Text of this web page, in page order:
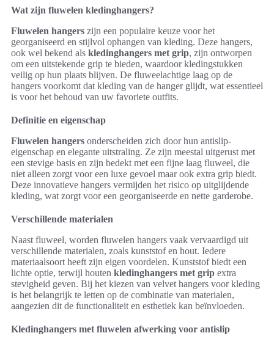
Wat zijn fluwelen kledinghangers?
Fluwelen hangers zijn een populaire keuze voor het
georganiseerd en stijlvol ophangen van kleding. Deze hangers,
ook wel bekend als kledinghangers met grip, zijn ontworpen
om een uitstekende grip te bieden, waardoor kledingstukken
veilig op hun plaats blijven. De fluweelachtige laag op de
hangers voorkomt dat kleding van de hanger glijdt, wat essentieel
is voor het behoud van uw favoriete outfits.
Definitie en eigenschap
Fluwelen hangers onderscheiden zich door hun antislip-
eigenschap en elegante uitstraling. Ze zijn meestal uitgerust met
een stevige basis en zijn bedekt met een fijne laag fluweel, die
niet alleen zorgt voor een luxe gevoel maar ook extra grip biedt.
Deze innovatieve hangers vermijden het risico op uitglijdende
kleding, wat zorgt voor een georganiseerde en nette garderobe.
Verschillende materialen
Naast fluweel, worden fluwelen hangers vaak vervaardigd uit
verschillende materialen, zoals kunststof en hout. Iedere
materiaalsoort heeft zijn eigen voordelen. Kunststof biedt een
lichte optie, terwijl houten kledinghangers met grip extra
stevigheid geven. Bij het kiezen van velvet hangers voor kleding
is het belangrijk te letten op de combinatie van materialen,
aangezien dit de functionaliteit en esthetiek kan beïnvloeden.
Kledinghangers met fluwelen afwerking voor antislip